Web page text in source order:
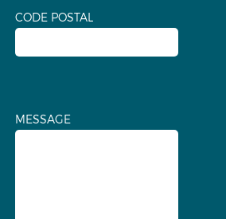
CODE POSTAL
MESSAGE